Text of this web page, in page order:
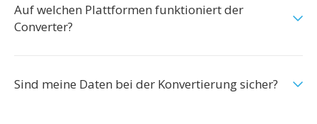
Auf welchen Plattformen funktioniert der
Converter?
Sind meine Daten bei der Konvertierung sicher?